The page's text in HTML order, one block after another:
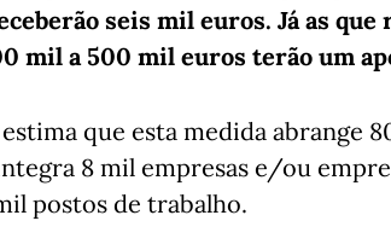
seis mil euros. Já as
mil a 500 mil euros terão um
que esta medida abrange
8 mil empresas e/ou
postos de trabalho.